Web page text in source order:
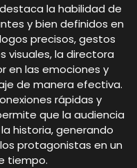
la habilidad de
y bien definidos en
precisos, gestos
visuales, la directora
en las emociones y
de manera efectiva.
rápidas y
que la audiencia
historia, generando
protagonistas en un
tiempo.